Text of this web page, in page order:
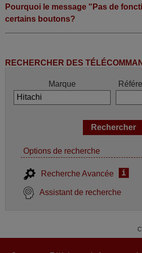
Pourquoi le message "Pas de
certains boutons?
RECHERCHER DES
Marque
Options de recherche
Recherche Avancée i
Assistant de recherche